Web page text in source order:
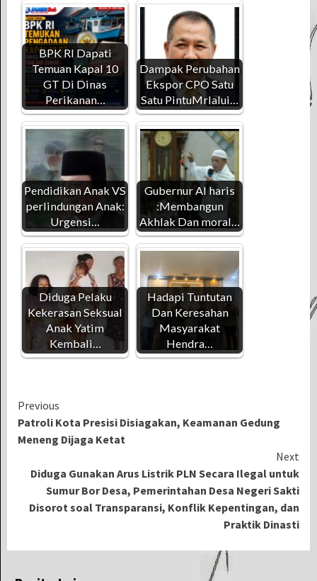
BPK RI Dapati
Temuan Kapal 10
GT Di Dinas
Perikanan…
Dampak Perubahan
Ekspor CPO Satu
Satu PintuMrlalui…
Pendidikan Anak VS
perlindungan Anak:
Urgensi…
Gubernur Al haris
:Membangun
Akhlak Dan moral…
Diduga Pelaku
Kekerasan Seksual
Anak Yatim
Kembali…
Hadapi Tuntutan
Dan Keresahan
Masyarakat
Hendra…
Continue
Reading
Previous
Patroli Kota Presisi Disiagakan, Keamanan Gedung
Meneng Dijaga Ketat
Next
Diduga Gunakan Arus Listrik PLN Secara Ilegal untuk
Sumur Bor Desa, Pemerintahan Desa Negeri Sakti
Disorot soal Transparansi, Konflik Kepentingan, dan
Praktik Dinasti